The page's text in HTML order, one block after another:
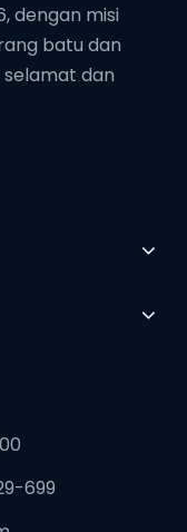
dengan misi
batu dan
dan
699